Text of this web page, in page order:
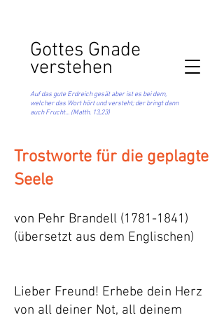
Gottes Gnade
verstehen
Auf das gute Erdreich gesät aber ist es bei dem,
welcher das Wort hört und versteht; der bringt dann
auch Frucht... (Matth. 13,23)
Trostworte für die geplagte
Seele
von Pehr Brandell (1781-1841)
(übersetzt aus dem Englischen)
Lieber Freund! Erhebe dein Herz
von all deiner Not, all deinem